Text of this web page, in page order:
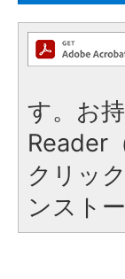
す。お
Reader
クリッ
ンスト